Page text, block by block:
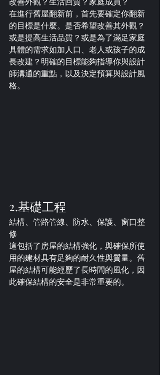
在進行舊屋翻新前，首先要確定你翻新
的目標是什麼。是否希望改善其外觀？
或是提高生活品質？或是為了滿足家庭
具體的需求如加人口、老人或孩子的成
長改建？明確的目標能夠指導你與設計
師溝通的重點，以及決定預算與設計風
格。
2.基礎工程​
結構、管路管線、防水、保護、窗口整
修
這包括了房屋的結構強化，與確保所使
用的建材具有足夠的耐久性與質量。舊
屋的結構可能經歷了長時間的風化，因
此確保結構的安全是非常重要的。